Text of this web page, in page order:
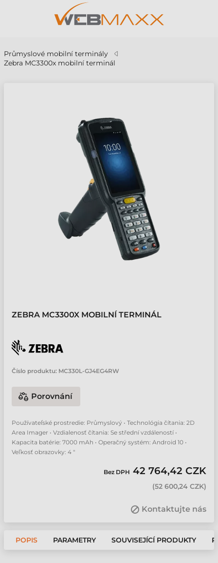
Průmyslové mobilní terminály
Zebra MC3300x mobilní terminál
ZEBRA MC3300X MOBILNÍ TERMINÁL
Číslo produktu: MC330L-GJ4EG4RW
Porovnání
Používateľské prostredie: Průmyslový • Technológia čítania: 2D
Area Imager • Vzdialenosť čítania: Se střední vzdáleností •
Kapacita batérie: 7000 mAh • Operačný systém: Android 10 •
Veľkosť obrazovky: 4 "
Bez DPH 42 764,42 CZK
(52 600,24 CZK)
Kontaktujte nás
POPIS PARAMETRY SOUVISEJÍCÍ PRODUKTY